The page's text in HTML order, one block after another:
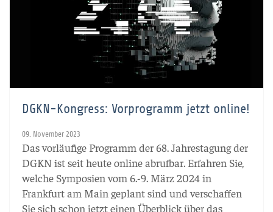
DGKN-Kongress: Vorprogramm jetzt online!
09. November 2023
Das vorläufige Programm der 68. Jahrestagung der
DGKN ist seit heute online abrufbar. Erfahren Sie,
welche Symposien vom 6.-9. März 2024 in
Frankfurt am Main geplant sind und verschaffen
Sie sich schon jetzt einen Überblick über das